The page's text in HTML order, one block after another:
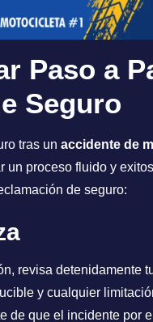
Paso a
Seguro
tras un accidente de
un proceso fluido y
de seguro:
revisa detenidamente
y cualquier
de que el incidente por